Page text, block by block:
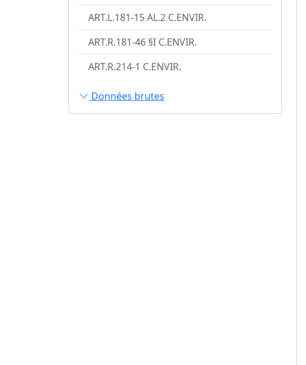
ART.L.181-15 AL.2 C.ENVIR.
ART.R.181-46 §I C.ENVIR.
ART.R.214-1 C.ENVIR.
Données brutes